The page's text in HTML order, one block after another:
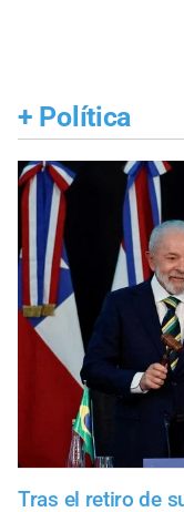
+ Política
Tras el retiro de